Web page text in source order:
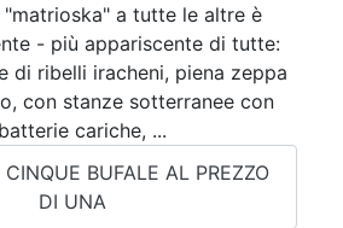
a tutte le altre è
- più appariscente di tutte:
di ribelli iracheni, piena zeppa
con stanze sotterranee con
cariche, ...
BUFALE AL PREZZO
DI UNA